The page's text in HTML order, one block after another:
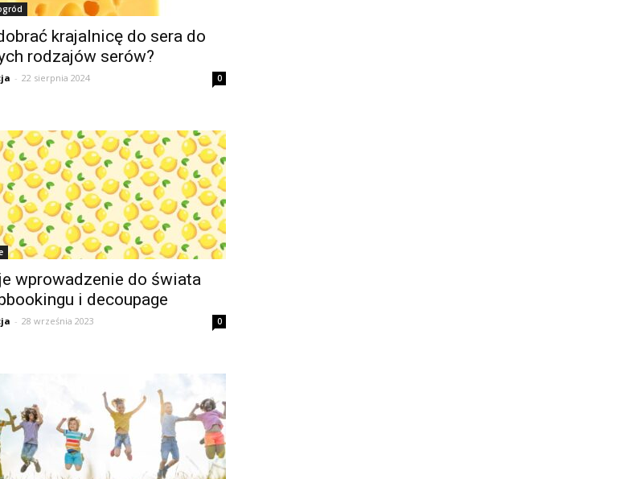
krajalnicę do sera do
rodzajów serów?
- 22 sierpnia 2024 0
wprowadzenie do świata
i decoupage
- 28 września 2023 0